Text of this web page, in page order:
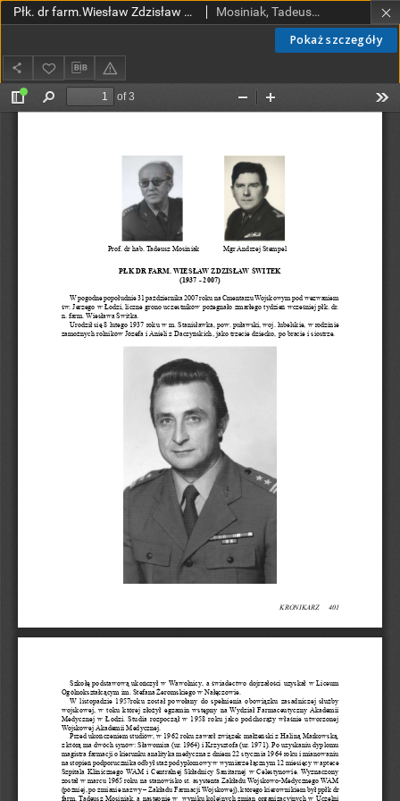
Pokaż szczegóły
Płk. dr farm.Wiesław Zdzisław Świtek (1937-2007) Mosiniak, Tadeusz; Stempel, Andrzej